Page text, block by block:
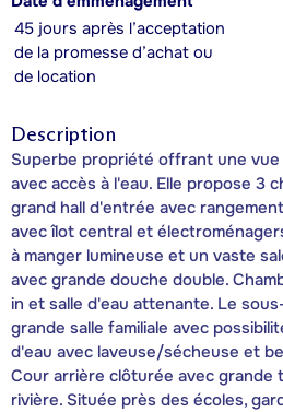
45 jours après l’acceptation
de la promesse d’achat ou
de location
Description
Superbe propriété offrant une vue
avec accès à l'eau. Elle propose 3
grand hall d'entrée avec
avec îlot central et
à manger lumineuse et un vaste
avec grande douche double.
in et salle d'eau attenante. Le
grande salle familiale avec
d'eau avec laveuse/sécheuse et
Cour arrière clôturée avec grande
rivière. Située près des écoles,